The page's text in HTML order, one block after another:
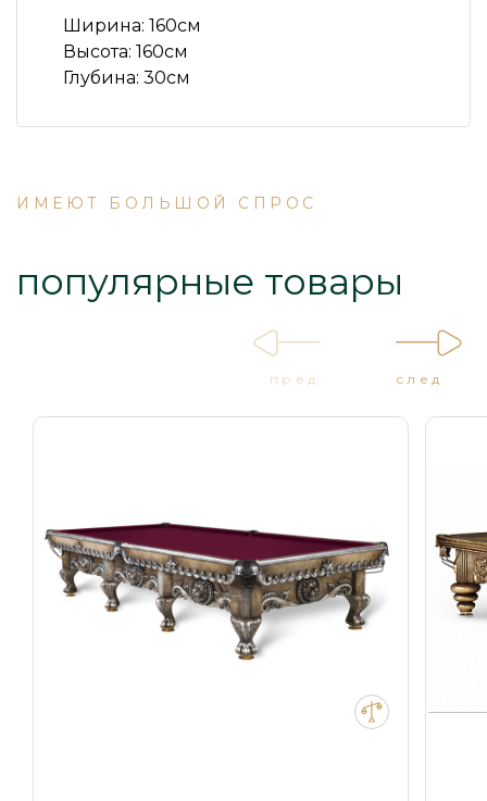
Ширина: 160см
Высота: 160см
Глубина: 30см
ИМЕЮТ БОЛЬШОЙ СПРОС
популярные товары
пред след